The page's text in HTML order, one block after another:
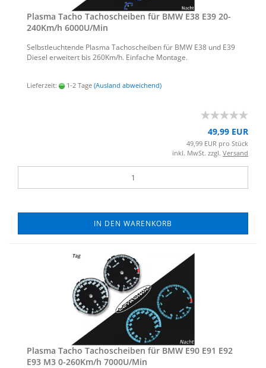
Plas­ma Tacho Ta­cho­schei­ben für BMW E38 E39 20-​
240Km/h 6000U/Min
Selbst­leuch­ten­de Plas­ma Ta­cho­schei­ben für BMW E38 und E39
Die­sel er­wei­tert bis 260Km/h. Ein­fa­che Mon­ta­ge.
Lieferzeit: 1-2 Tage (Ausland abweichend)
49,99 EUR
49,99 EUR pro Stück
inkl. MwSt. zzgl. Versand
IN DEN WARENKORB
Plas­ma Tacho Ta­cho­schei­ben für BMW E90 E91 E92
E93 M3 0-​260Km/h 7000U/Min